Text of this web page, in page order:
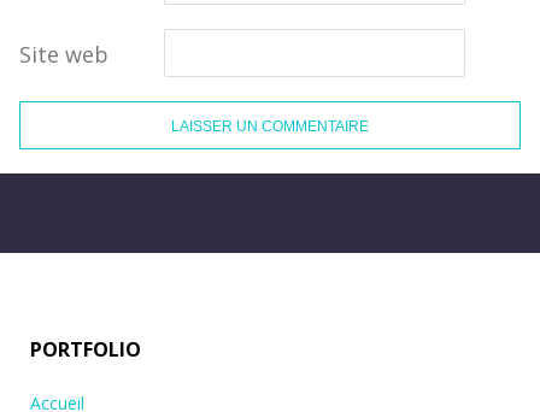
Site web
PORTFOLIO
Accueil